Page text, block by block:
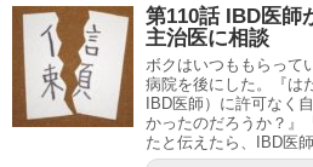
第110話 IBD医師
主治医に相談
ボクはいつももらって
病院を後にした。『は
IBD医師）に許可なく
かったのだろうか？』
たと伝えたら、IBD医